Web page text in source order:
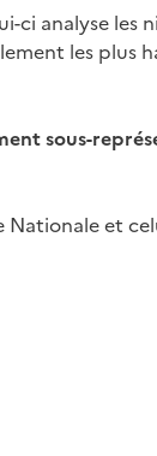
ci analyse les
les plus
sous-
Nationale et